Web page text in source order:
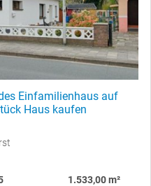
Einfamilienhaus auf
Haus kaufen
1.533,00 m²